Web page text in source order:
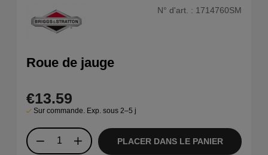
N° d'art. : 1714760SM
Roue de jauge
€13.59
Sur commande. Exp. sous 2–5 j
PLACER DANS LE PANIER